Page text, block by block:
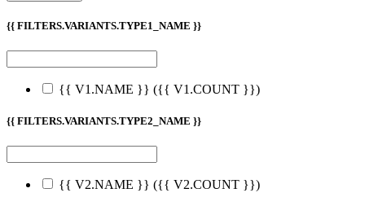
{{ FILTERS.VARIANTS.TYPE1_NAME }}
{{ V1.NAME }} ({{ V1.COUNT }})
{{ FILTERS.VARIANTS.TYPE2_NAME }}
{{ V2.NAME }} ({{ V2.COUNT }})